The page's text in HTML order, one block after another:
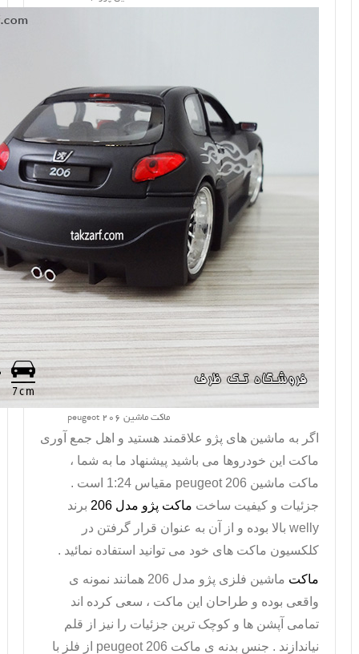
ماکت ماشین peugeot 206
اگر به ماشین های پژو علاقمند هستید و اهل جمع آوری
ماکت این خودروها می باشید پیشنهاد ما به شما ،
ماکت ماشین peugeot 206
مقیاس 1:24 است .
جزئیات و کیفیت ساخت ماکت پژو مدل 206
برند
welly بالا بوده و از آن به عنوان قرار گرفتن در
کلکسیون ماکت های خود می توانید استفاده نمائید .
ماکت
ماشین فلزی پژو مدل 206 همانند نمونه ی
واقعی بوده و طراحان این ماکت ، سعی کرده اند
تمامی آپشن ها و کوچک ترین جزئیات را نیز از قلم
نیاندازند . جنس بدنه ی ماکت peugeot 206 از فلز با